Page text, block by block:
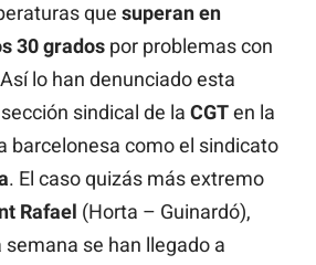
que superan en
30 grados por problemas con
lo han denunciado esta
sindical de la CGTen la
barcelonesa como el sindicato
. El caso quizás más extremo
Rafael (Horta – Guinardó),
se han llegado a